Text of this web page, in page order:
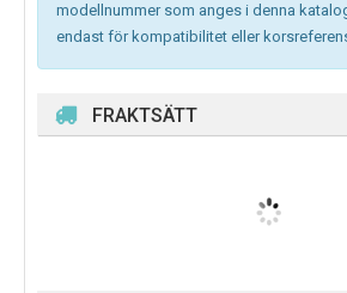
modellnummer som anges i denna
endast för kompatibilitet eller
FRAKTSÄTT